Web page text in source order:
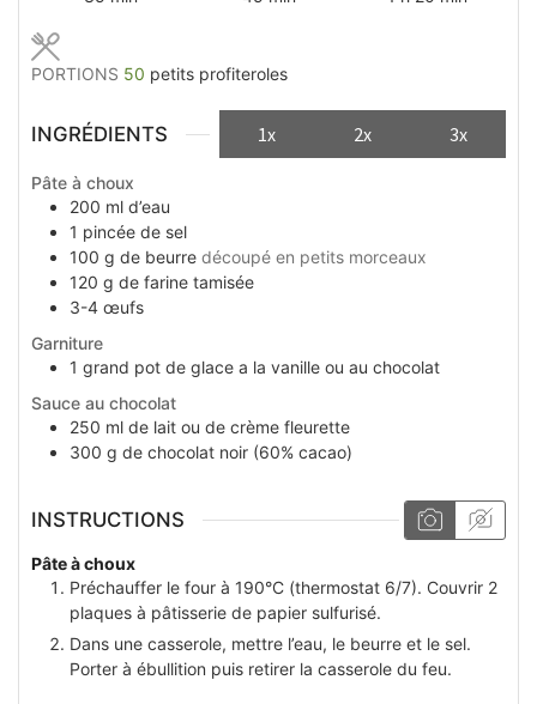
PORTIONS 50 petits profiteroles
INGRÉDIENTS 1x 2x 3x
Pâte à choux
200 ml d’eau
1 pincée de sel
100 g de beurre découpé en petits morceaux
120 g de farine tamisée
3-4 œufs
Garniture
1 grand pot de glace a la vanille ou au chocolat
Sauce au chocolat
250 ml de lait ou de crème fleurette
300 g de chocolat noir (60% cacao)
INSTRUCTIONS
Pâte à choux
Préchauffer le four à 190°C (thermostat 6/7). Couvrir 2
plaques à pâtisserie de papier sulfurisé.
Dans une casserole, mettre l’eau, le beurre et le sel.
Porter à ébullition puis retirer la casserole du feu.